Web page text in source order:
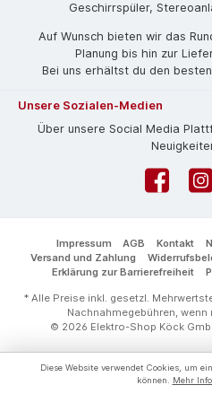
Geschirrspüler,
Auf Wunsch bieten wir das
Planung bis hin zur
Bei uns erhältst du den
Unsere Sozialen-Medien
Über unsere Social Media
Facebook
Impressum AGB Kontakt
Versand und Zahlung
Erklärung zur Barrierefreiheit
* Alle Preise inkl. gesetzl.
Nachnahmegebühren,
© 2026 Elektro-Shop Köck
Diese Website verwendet Cookies, um
können.
Mehr